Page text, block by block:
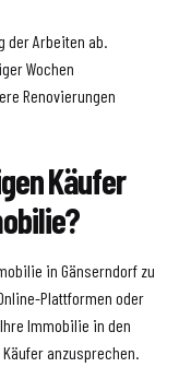
der Arbeiten ab.
Wochen
Renovierungen
Käufer
in Gänserndorf zu
Plattformen oder
Immobilie in den
anzusprechen.